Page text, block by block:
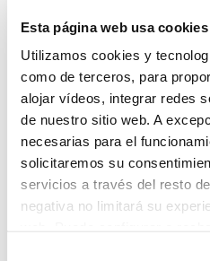
Esta página web usa cookies
Utilizamos cookies y
como de terceros, para
alojar vídeos, integrar redes
de nuestro sitio web. A
necesarias para el
solicitaremos su
servicios a través del resto
negativa no limitará su